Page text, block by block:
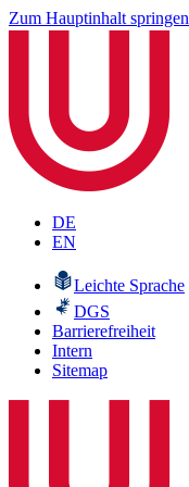
Zum Hauptinhalt springen
DE
EN
Leichte Sprache
DGS
Barrierefreiheit
Intern
Sitemap